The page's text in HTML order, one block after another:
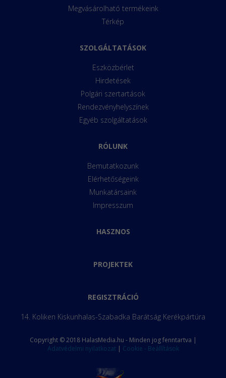
Megvásárolható termékeink
Térkép
SZOLGÁLTATÁSOK
Eszközbérlet
Hirdetések
Polgári szertartások
Rendezvényhelyszínek
Egyéb szolgáltatások
RÓLUNK
Bemutatkozunk
Elérhetőségeink
Munkatársaink
Impresszum
HASZNOS
PROJEKTEK
REGISZTRÁCIÓ
14. Koliken Kiskunhalas-Szabadka Barátság Kerékpártúra
Copyright © 2018 HalasMedia.hu - Minden jog fenntartva |
Adatvédelmi nyilatkozat| Cookie - Beállítások